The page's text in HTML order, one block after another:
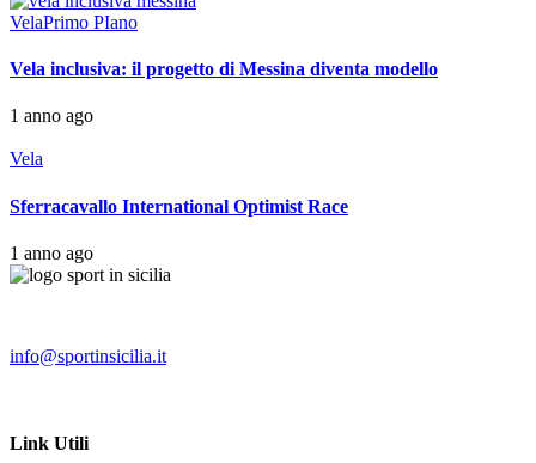
VelaPrimo PIano
Vela inclusiva: il progetto di Messina diventa modello
1 anno ago
Vela
Sferracavallo International Optimist Race
1 anno ago
info@sportinsicilia.it
Link Utili